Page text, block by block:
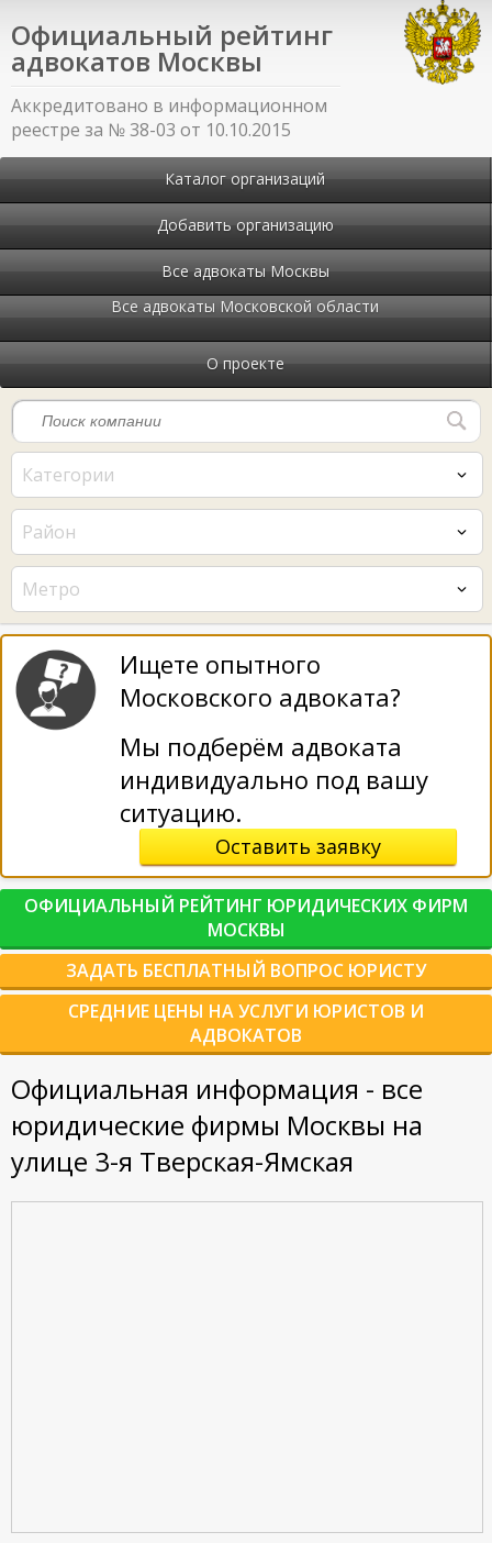
Официальный рейтинг
адвокатов Москвы
Аккредитовано в информационном
реестре за № 38-03 от 10.10.2015
Каталог организаций
Добавить организацию
Все адвокаты Москвы
Все адвокаты Московской области
О проекте
Категории
Район
Метро
Ищете опытного
Московского адвоката?
Мы подберём адвоката
индивидуально под вашу
ситуацию.
Оставить заявку
ОФИЦИАЛЬНЫЙ РЕЙТИНГ ЮРИДИЧЕСКИХ ФИРМ
МОСКВЫ
ЗАДАТЬ БЕСПЛАТНЫЙ ВОПРОС ЮРИСТУ
СРЕДНИЕ ЦЕНЫ НА УСЛУГИ ЮРИСТОВ И
АДВОКАТОВ
Официальная информация - все
юридические фирмы Москвы на
улице 3-я Тверская-Ямская